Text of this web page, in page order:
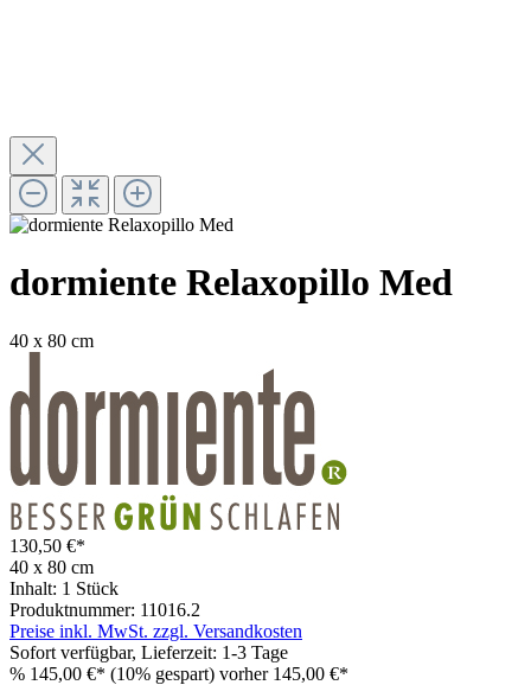
dormiente Relaxopillo Med
40 x 80 cm
130,50 €*
40 x 80 cm
Inhalt: 1 Stück
Produktnummer: 11016.2
Preise inkl. MwSt. zzgl. Versandkosten
Sofort verfügbar, Lieferzeit: 1-3 Tage
% 145,00 €* (10% gespart) vorher 145,00 €*